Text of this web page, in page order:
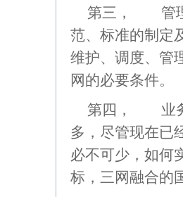
第三， 管理
范、标准的制定
维护、调度、管
网的必要条件。
第四， 业务
多，尽管现在已
必不可少，如何
标，三网融合的